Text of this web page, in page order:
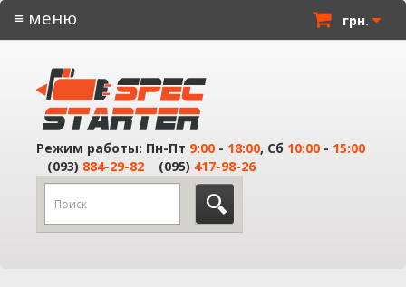
грн.
≡ меню
Режим работы: Пн-Пт 9:00 - 18:00, Сб 10:00 - 15:00
(093) 884-29-82 (095) 417-98-26